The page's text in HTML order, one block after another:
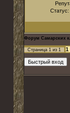
Статус:
Форум Самарских
Страница 1 из 1 1